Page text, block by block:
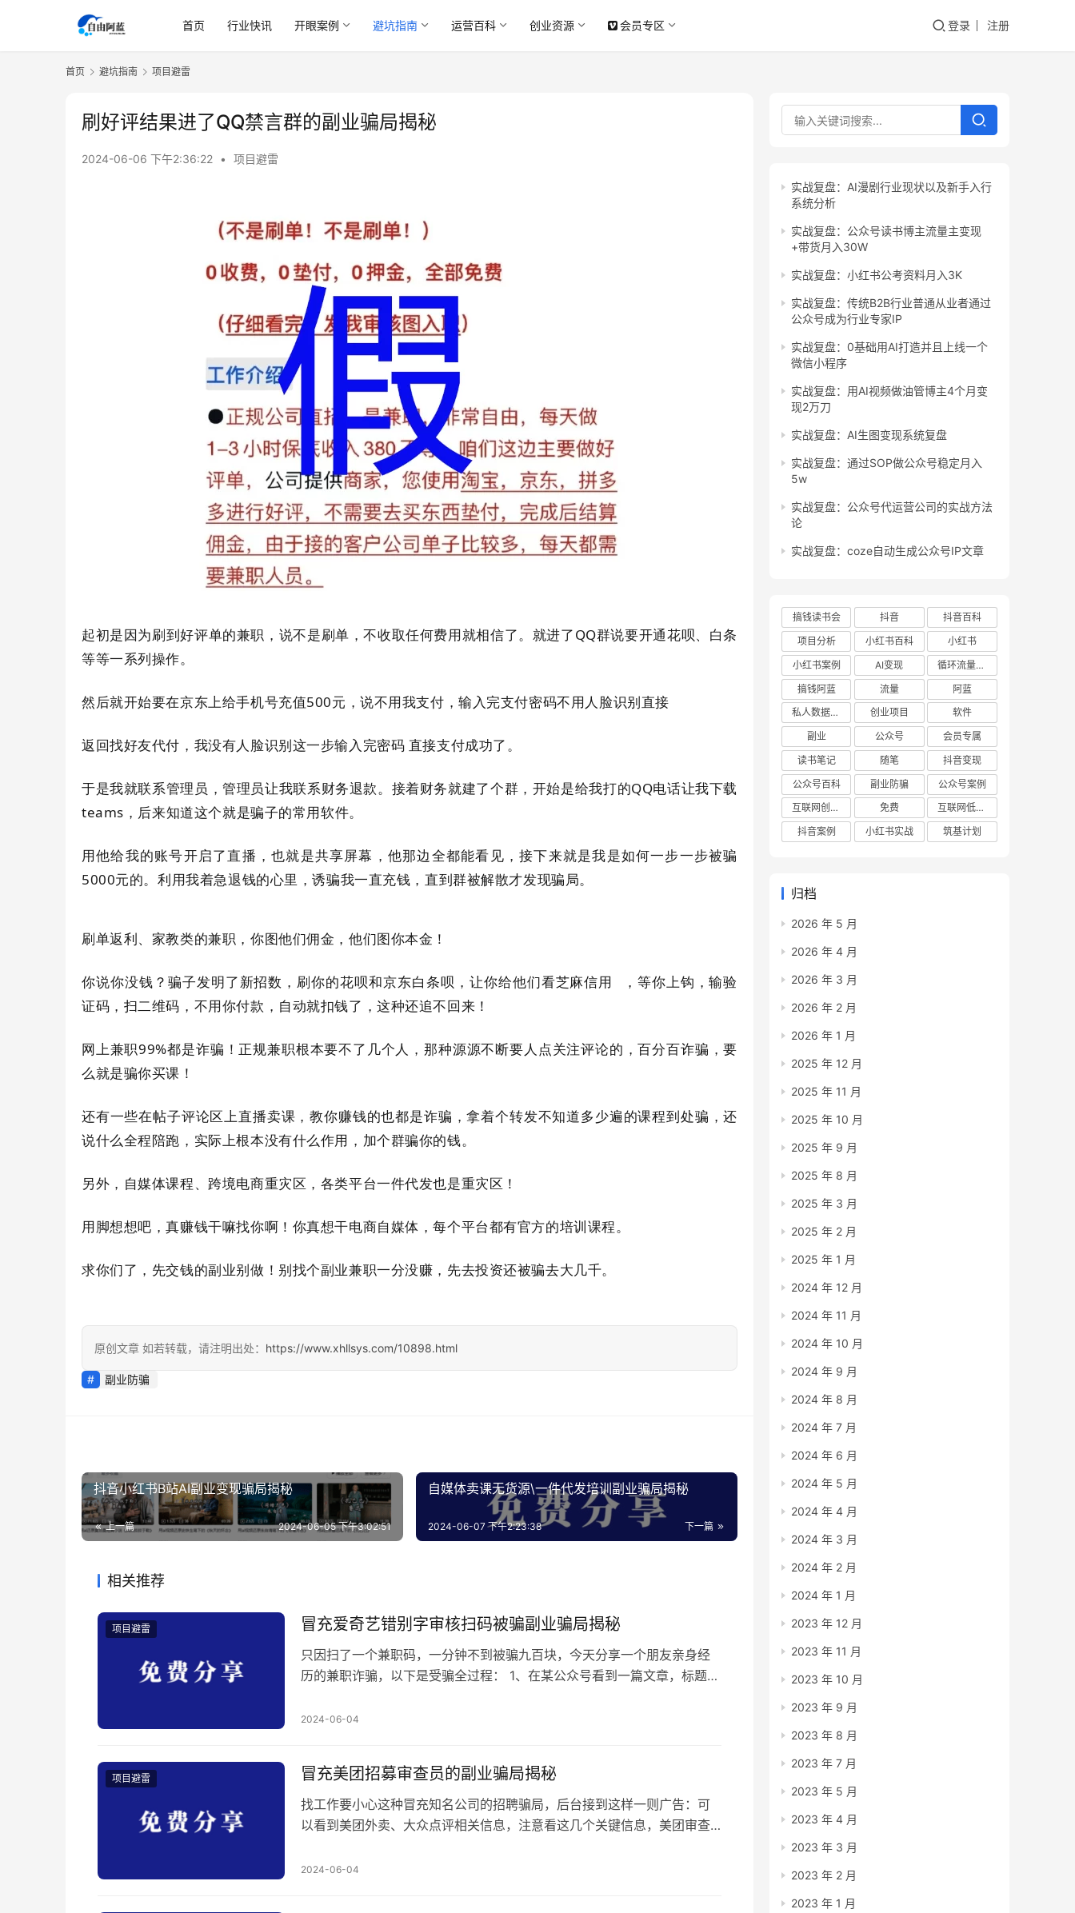
首页 行业快讯 开眼案例 避坑指南 运营百科 创业资源 会员专区 登录 注册
首页 避坑指南 项目避雷
刷好评结果进了QQ禁言群的副业骗局揭秘
2024-06-06 下午2:36:22 • 项目避雷
起初是因为刷到好评单的兼职，说不是刷单，不收取任何费用就相信了。就进了QQ群说要开通花呗、白条
等等一系列操作。
然后就开始要在京东上给手机号充值500元，说不用我支付，输入完支付密码不用人脸识别直接
返回找好友代付，我没有人脸识别这一步输入完密码 直接支付成功了。
于是我就联系管理员，管理员让我联系财务退款。接着财务就建了个群，开始是给我打的QQ电话让我下载
teams，后来知道这个就是骗子的常用软件。
用他给我的账号开启了直播，也就是共享屏幕，他那边全都能看见，接下来就是我是如何一步一步被骗
5000元的。利用我着急退钱的心里，诱骗我一直充钱，直到群被解散才发现骗局。
刷单返利、家教类的兼职，你图他们佣金，他们图你本金！
你说你没钱？骗子发明了新招数，刷你的花呗和京东白条呗，让你给他们看芝麻信用
，等你上钩，输验
证码，扫二维码，不用你付款，自动就扣钱了，这种还追不回来！
网上兼职99%都是诈骗！正规兼职根本要不了几个人，那种源源不断要人点关注评论的，百分百诈骗，要
么就是骗你买课！
还有一些在帖子评论区上直播卖课，教你赚钱的也都是诈骗，拿着个转发不知道多少遍的课程到处骗，还
说什么全程陪跑，实际上根本没有什么作用，加个群骗你的钱。
另外，自媒体课程、跨境电商重灾区，各类平台一件代发也是重灾区！
用脚想想吧，真赚钱干嘛找你啊！你真想干电商自媒体，每个平台都有官方的培训课程。
求你们了，先交钱的副业别做！别找个副业兼职一分没赚，先去投资还被骗去大几千。
原创文章 如若转载，请注明出处： https://www.xhllsys.com/10898.html
副业防骗
抖音小红书B站AI副业变现骗局揭秘
上一篇 2024-06-05 下午3:02:51
自媒体卖课无货源\一件代发培训副业骗局揭秘
下一篇
2024-06-07 下午2:23:38
相关推荐
项目避雷 冒充爱奇艺错别字审核扫码被骗副业骗局揭秘
只因扫了一个兼职码，一分钟不到被骗九百块，今天分享一个朋友亲身经
历的兼职诈骗，以下是受骗全过程： 1、在某公众号看到一篇文章，标题
扫码加了群。 2、进群后，群内设置全员禁言及群成员无法发起临时对
2024-06-04
项目避雷 冒充美团招募审查员的副业骗局揭秘
找工作要小心这种冒充知名公司的招聘骗局，后台接到这样一则广告：可
以看到美团外卖、大众点评相关信息，注意看这几个关键信息，美团审查
团不招外卖员，招审查员，居家就可以做，还可以日结薪资，工作时间还
2024-06-04
实战复盘：AI漫剧行业现状以及新手入行
系统分析
实战复盘：公众号读书博主流量主变现
+带货月入30W
实战复盘：小红书公考资料月入3K
实战复盘：传统B2B行业普通从业者通过
公众号成为行业专家IP
实战复盘：0基础用AI打造并且上线一个
微信小程序
实战复盘：用AI视频做油管博主4个月变
现2万刀
实战复盘：AI生图变现系统复盘
实战复盘：通过SOP做公众号稳定月入
5w
实战复盘：公众号代运营公司的实战方法
论
实战复盘：coze自动生成公众号IP文章
搞钱读书会 抖音
抖音百科
项目分析
小红书百科
小红书
小红书案例
AI变现
循环流量实验室
搞钱阿蓝
流量
阿蓝
私人数据库项目
创业项目
软件
副业
公众号
会员专属
读书笔记
随笔
抖音变现
公众号百科
副业防骗
公众号案例
互联网创业项目
免费
互联网低成本创业项目
抖音案例
小红书实战 筑基计划
归档
2026 年 5 月
2026 年 4 月
2026 年 3 月
2026 年 2 月
2026 年 1 月
2025 年 12 月
2025 年 11 月
2025 年 10 月
2025 年 9 月
2025 年 8 月
2025 年 3 月
2025 年 2 月
2025 年 1 月
2024 年 12 月
2024 年 11 月
2024 年 10 月
2024 年 9 月
2024 年 8 月
2024 年 7 月
2024 年 6 月
2024 年 5 月
2024 年 4 月
2024 年 3 月
2024 年 2 月
2024 年 1 月
2023 年 12 月
2023 年 11 月
2023 年 10 月
2023 年 9 月
2023 年 8 月
2023 年 7 月
2023 年 5 月
2023 年 4 月
2023 年 3 月
2023 年 2 月
2023 年 1 月